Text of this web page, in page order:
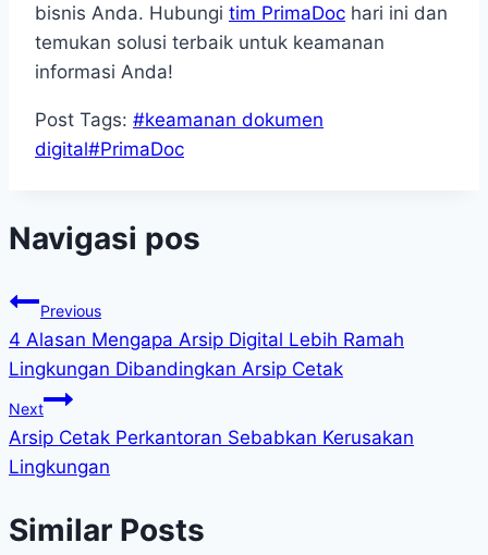
bisnis Anda. Hubungi tim PrimaDoc hari ini dan
temukan solusi terbaik untuk keamanan
informasi Anda!
Post Tags: #keamanan dokumen
digital#PrimaDoc
Navigasi pos
Previous
4 Alasan Mengapa Arsip Digital Lebih Ramah
Lingkungan Dibandingkan Arsip Cetak
Next
Arsip Cetak Perkantoran Sebabkan Kerusakan
Lingkungan
Similar Posts